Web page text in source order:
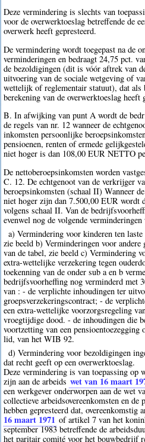
Deze vermindering is slechts van
voor de overwerktoeslag betreffende de
overwerk heeft gepresteerd.
De vermindering wordt toegepast na de
verminderingen en bedraagt 24,75 pct.
de bezoldigingen (dit is vóór aftrek van
uitvoering van de sociale wetgeving of
wettelijk of reglementair statuut), dat als
berekening van de overwerktoeslag heeft
B. In afwijking van punt A wordt de
de regels van nr. 12 wanneer de
inkomsten persoonlijke
pensioenen, renten of ermede
niet hoger is dan 108,00 EUR NETTO
De nettoberoepsinkomsten worden
C. 12. De echtgenoot van de verkrijger
beroepsinkomsten (schaal II) Wanneer
niet hoger zijn dan 7.500,00 EUR wordt
volgens schaal II. Van de
evenwel nog de volgende
a) Vermindering voor kinderen ten
zie beeld b) Verminderingen voor
van de tabel, zie beeld c) Vermindering
extra-wettelijke verzekering tegen
toekenning van de onder sub a en b
bedrijfsvoorheffing nog verminderd met
van : - de verplichte inhoudingen ter
groepsverzekeringscontract; - de
een extra-wettelijke voorzorgsregeling
vroegtijdige dood. - de inhoudingen die
voortzetting van een
lid, van het WIB 92.
d) Vermindering voor bezoldigingen
dat recht geeft op een overwerktoeslag.
Deze vermindering is van toepassing op
zijn aan de arbeids wet van 16 maart
een werkgever onderworpen aan de wet
collectieve arbeidsovereenkomsten en
hebben gepresteerd dat, overeenkomstig
16 maart 1971 of artikel 7 van het
september 1983 betreffende de
het paritair comité voor het bouwbedrijf